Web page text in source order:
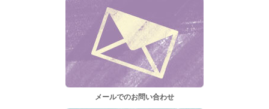
メールでのお問い合わせ